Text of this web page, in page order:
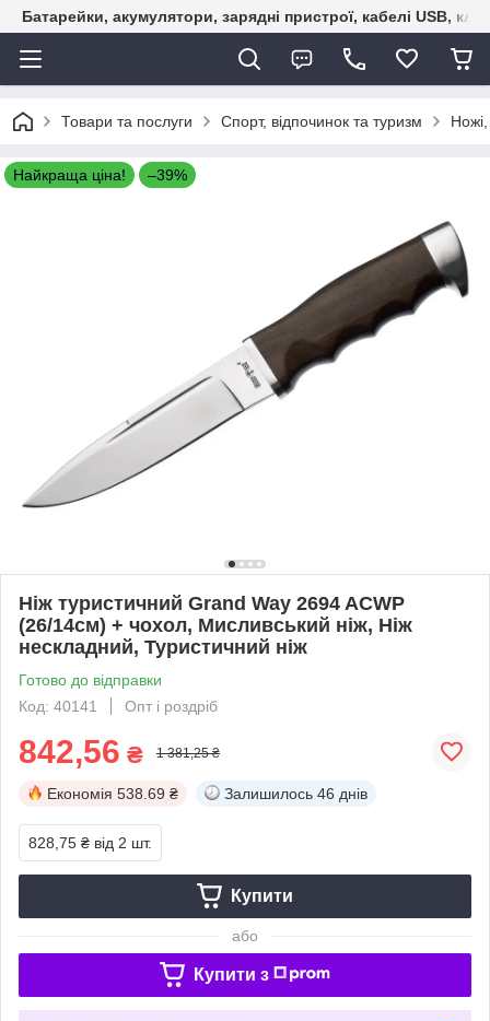
Батарейки, акумулятори, зарядні пристрої, кабелі USB,
Товари та послуги Спорт, відпочинок та туризм
Найкраща ціна! –39%
Ніж туристичний Grand Way 2694 ACWP
(26/14см) + чохол, Мисливський ніж, Ніж
нескладний, Туристичний ніж
Готово до відправки
Код: 40141
Опт і роздріб
842,56 ₴ 1 381,25 ₴
Економія 538.69 ₴ Залишилось 46 днів
828,75 ₴ від 2 шт.
Купити
або
Купити з